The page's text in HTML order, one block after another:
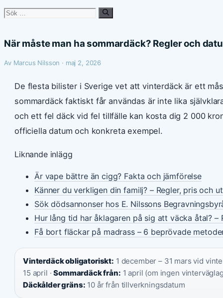
Sök
När måste man ha sommardäck? Regler och
Av Marcus Nilsson · maj 2, 2026
De flesta bilister i Sverige vet att vinterdäck är ett
sommardäck faktiskt får användas är inte lika
och ett fel däck vid fel tillfälle kan kosta dig 2 000
officiella datum och konkreta exempel.
Liknande inlägg
Är vape bättre än cigg? Fakta och jämförelse
Känner du verkligen din familj? – Regler, pris och
Sök dödsannonser hos E. Nilssons
Hur lång tid har åklagaren på sig att väcka åtal? –
Få bort fläckar på madrass – 6 beprövade
Vinterdäck obligatoriskt: 1 december – 31 mars vid
15 april ·Sommardäck från: 1 april (om ingen
Däckålder gräns: 10 år från tillverkningsdatum